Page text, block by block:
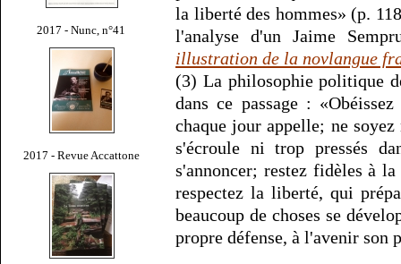
2017 - Nunc, n°41
2017 - Revue Accattone
la liberté des hommes» (p.
l'analyse d'un Jaime
illustration de la novlangue
(3) La philosophie politique
dans ce passage :
chaque jour appelle; ne
s'écroule ni trop pressés
s'annoncer; restez fidèles à
respectez la liberté, qui
beaucoup de choses se
propre défense, à l'avenir son